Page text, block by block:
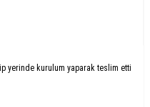
yerinde kurulum yaparak teslim etti